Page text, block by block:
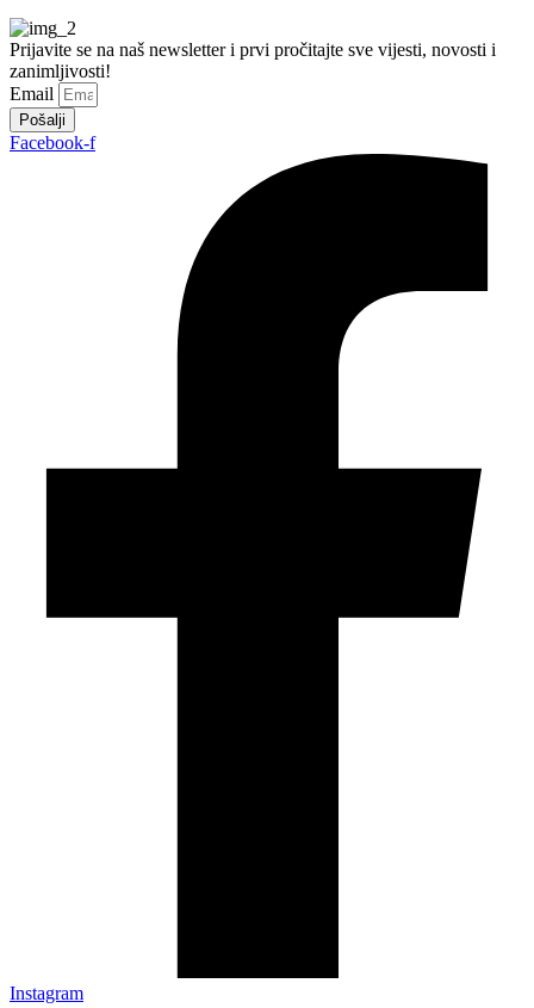
Prijavite se na naš newsletter i prvi pročitajte sve vijesti, novosti i
zanimljivosti!
Email
Pošalji
Facebook-f
Instagram